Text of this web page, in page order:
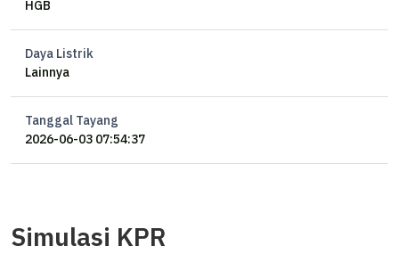
2024
- Runner Up Best Performing Agency District Pantai Indah Kapuk 1 &
2 - RUMAH123 AWARD 2024
- ⁠Marketing Of The Year Warehouse Green Sedayu Bizpark Cakung
********
Mall nya Properti Impianmu di PIK 2
HGB
Daya Listrik
Lainnya
Tanggal Tayang
2026-06-03 07:54:37
Simulasi KPR